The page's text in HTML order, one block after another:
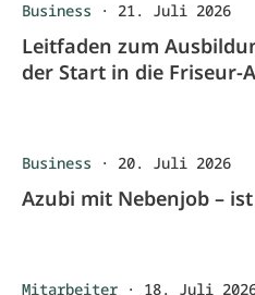
Business · 21. Juli 2026
Leitfaden zum
der Start in die Friseur-
Business · 20. Juli 2026
Azubi mit Nebenjob –
Mitarbeiter · 18. Juli